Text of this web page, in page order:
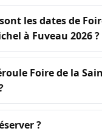
les dates de
à Fuveau 2026 ?
Foire de la
?